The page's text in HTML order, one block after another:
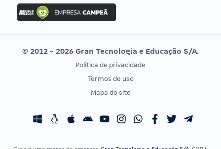
Concurso Ibama
Concurso MPU
Editais publicados
Vunesp
CONCURSOS POR PROFISSÃO
Concursos Fiscais
EXAME DE ORDEM
Calendário OAB
© 2012 - 2026 Gran Tecnologia e Educação S/A.
Política de privacidade
Termos de uso
Mapa do site